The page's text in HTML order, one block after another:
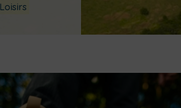
Loisirs